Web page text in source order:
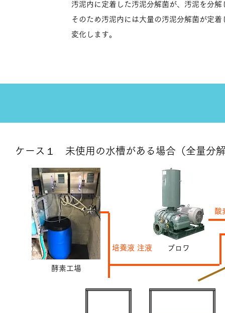
汚泥内に定着した汚泥分解菌が、汚泥を分解
そのため汚泥内には大量の汚泥分解菌が定着
変化します。​
ケース１ 未使用の水槽がある場合（全量分
培養液 注液
酵素工場
ブロワ
酸